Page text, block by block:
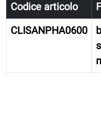
Codice articolo
CLISANPHA0600